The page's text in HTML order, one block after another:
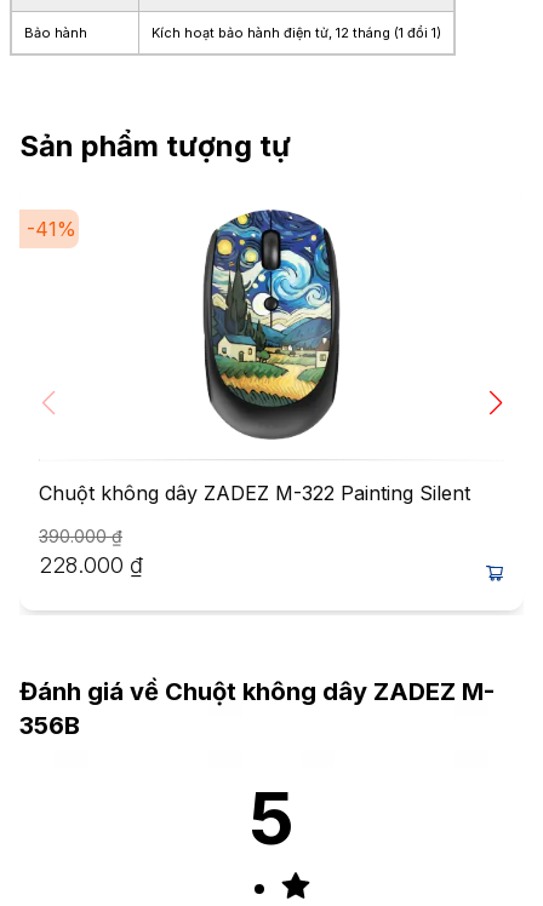
Bảo hành Kích hoạt bảo hành điện tử, 12 tháng (1 đổi 1)
Sản phẩm tượng tự
-41%
Chuột không dây ZADEZ M-322 Painting Silent
390.000₫
228.000 ₫
Đánh giá về Chuột không dây ZADEZ M-
356B
5